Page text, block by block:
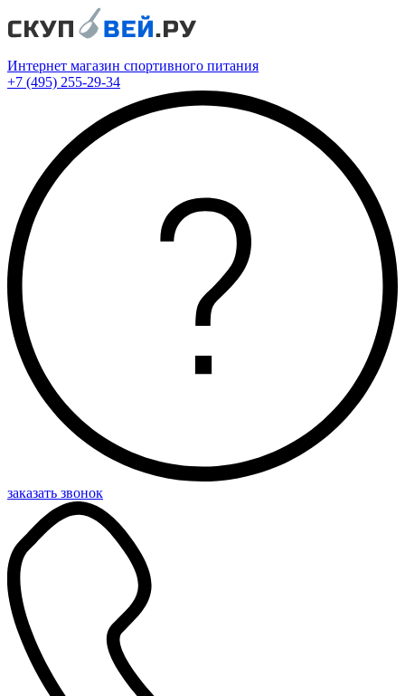
Интернет магазин спортивного питания
+7 (495) 255-29-34
заказать звонок